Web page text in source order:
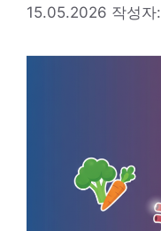
15.05.2026 작성자: